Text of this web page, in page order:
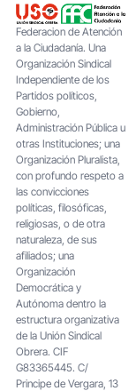
Federacion de Atención
a la Ciudadanía. Una
Organización Sindical
Independiente de los
Partidos políticos,
Gobierno,
Administración Pública u
otras Instituciones; una
Organización Pluralista,
con profundo respeto a
las convicciones
políticas, filosóficas,
religiosas, o de otra
naturaleza, de sus
afiliados; una
Organización
Democrática y
Autónoma dentro la
estructura organizativa
de la Unión Sindical
Obrera. CIF
G83365445. C/
Principe de Vergara, 13